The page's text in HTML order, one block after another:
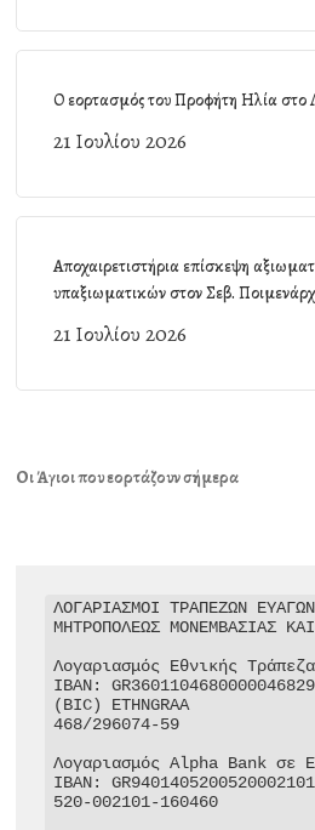
Ο εορτασμός του Προφήτη Ηλία
21 Ιουλίου 2026
Αποχαιρετιστήρια επίσκεψη
υπαξιωματικών στον Σεβ.
21 Ιουλίου 2026
Οι Άγιοι που εορτάζουν σήμερα
ΛΟΓΑΡΙΑΣΜΟΙ ΤΡΑΠΕΖΩΝ
ΜΗΤΡΟΠΟΛΕΩΣ ΜΟΝΕΜΒΑΣΙΑΣ
Λογαριασμός Εθνικής
IBAN:
(BIC) ETHNGRAA
468/296074-59
Λογαριασμός Alpha Bank σε
IBAN:
520-002101-160460